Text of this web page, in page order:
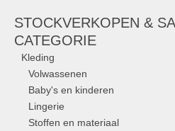
STOCKVERKOPEN &
CATEGORIE
Kleding
Volwassenen
Baby's en kinderen
Lingerie
Stoffen en materiaal